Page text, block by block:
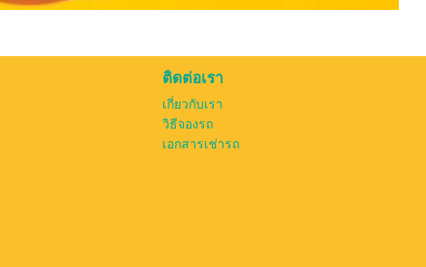
ติดต่อเรา
เกี่ยวกับเรา
วิธีจองรถ
เอกสารเช่ารถ